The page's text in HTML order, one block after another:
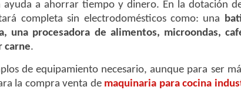
ayuda a ahorrar tiempo y dinero. En la dotación
completa sin electrodomésticos como: una
una procesadora de alimentos, microondas,
carne.
de equipamiento necesario, aunque para ser
la compra venta de maquinaria para cocina